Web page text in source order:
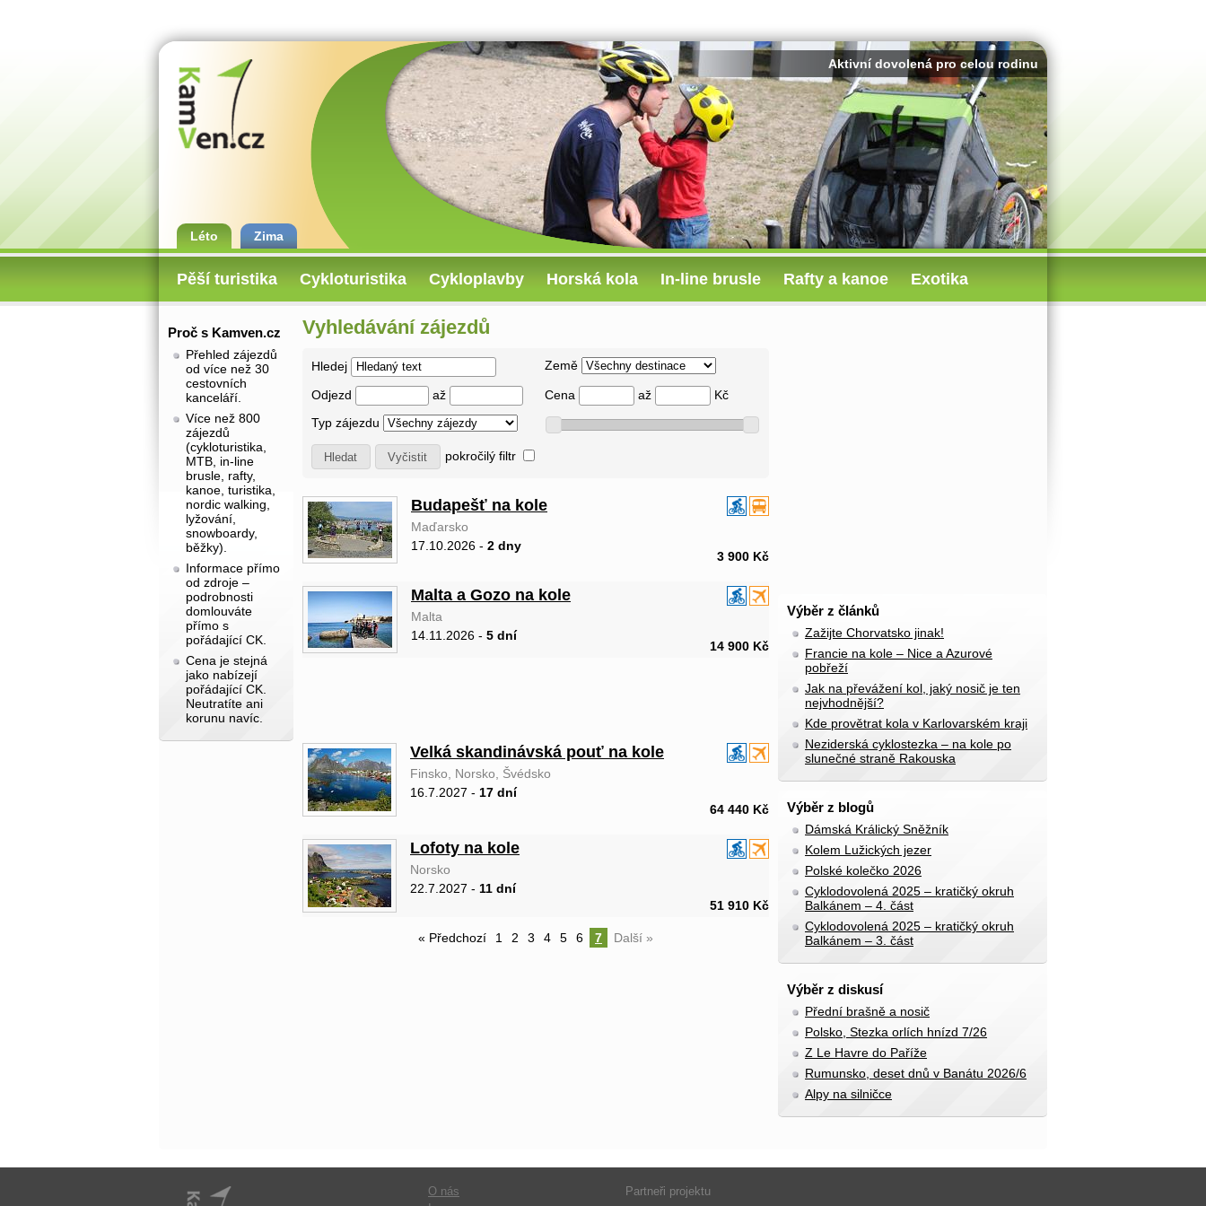
Aktivní dovolená pro celou rodinu
Léto Zima
Pěší turistika Cykloturistika Cykloplavby Horská kola In-line brusle Rafty a kanoe Exotika
Proč s Kamven.cz
Přehled zájezdů
od více než 30
cestovních
kanceláří.
Více než 800
zájezdů
(cykloturistika,
MTB, in-line
brusle, rafty,
kanoe, turistika,
nordic walking,
lyžování,
snowboardy,
běžky).
Informace přímo
od zdroje –
podrobnosti
domlouváte
přímo s
pořádající CK.
Cena je stejná
jako nabízejí
pořádající CK.
Neutratíte ani
korunu navíc.
Vyhledávání zájezdů
Hledej Země
Odjezd až Cena až
Kč
Typ zájezdu
pokročilý filtr
Budapešť na kole
Maďarsko
17.10.2026 - 2 dny
3 900 Kč
Malta a Gozo na kole
Malta
14.11.2026 - 5 dní
14 900 Kč
Velká skandinávská pouť na kole
Finsko, Norsko, Švédsko
16.7.2027 - 17 dní
64 440 Kč
Lofoty na kole
Norsko
22.7.2027 - 11 dní
51 910 Kč
« Předchozí 1 2 3 4 5 6 7 Další »
Výběr z článků
Zažijte Chorvatsko jinak!
Francie na kole – Nice a Azurové
pobřeží
Jak na převážení kol, jaký nosič je ten
nejvhodnější?
Kde provětrat kola v Karlovarském kraji
Neziderská cyklostezka – na kole po
slunečné straně Rakouska
Výběr z blogů
Dámská Králický Sněžník
Kolem Lužických jezer
Polské kolečko 2026
Cyklodovolená 2025 – kratičký okruh
Balkánem – 4. část
Cyklodovolená 2025 – kratičký okruh
Balkánem – 3. část
Výběr z diskusí
Přední brašně a nosič
Polsko, Stezka orlích hnízd 7/26
Z Le Havre do Paříže
Rumunsko, deset dnů v Banátu 2026/6
Alpy na silničce
O nás
Partneři projektu